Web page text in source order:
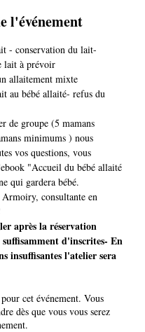
l'événement
- conservation du lait-
lait à prévoir
allaitement mixte
au bébé allaité- refus du
de groupe (5 mamans
minimums ) nous
vos questions, vous
"Accueil du bébé allaité
qui gardera bébé.
consultante en
après la réservation
d'inscrites- En
insuffisantes l'atelier sera
cet événement. Vous
dès que vous vous serez